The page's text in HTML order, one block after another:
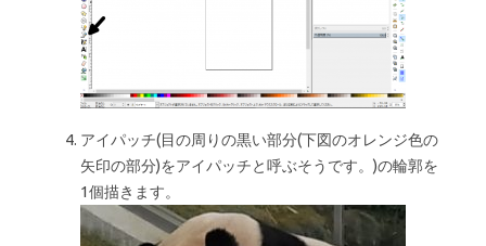
アイパッチ(目の周りの黒い部分(下図のオレンジ色の
矢印の部分)をアイパッチと呼ぶそうです。)の輪郭を
1個描きます。